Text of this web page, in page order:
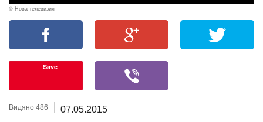
© Нова телевизия
Save
Видяно 486 07.05.2015